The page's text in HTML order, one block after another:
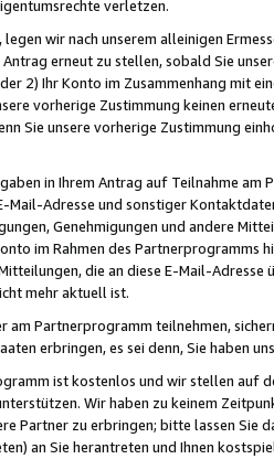
verletzen.
wir nach unserem alleinigen
erneut zu stellen, sobald Sie
2) Ihr Konto im Zusammenhang mit
vorherige Zustimmung keinen
Sie unsere vorherige Zustimmung
in Ihrem Antrag auf Teilnahme
Mail-Adresse und sonstiger
Genehmigungen und andere
im Rahmen des Partnerprogramms
die an diese E-Mail-
mehr aktuell ist.
am Partnerprogramm teilnehmen,
erbringen, es sei denn, Sie haben
ist kostenlos und wir stellen auf
Wir haben zu keinem
Partner zu erbringen; bitte lassen Sie
an Sie herantreten und Ihnen